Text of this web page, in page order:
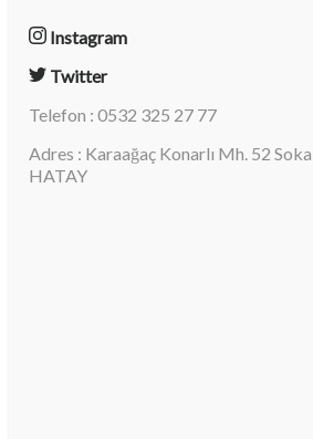
Instagram
Twitter
Telefon : 0532 325 27 77
Adres : Karaağaç Konarlı Mh. 52
HATAY